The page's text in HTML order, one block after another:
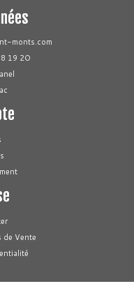
monts.com
19 2O
de Vente